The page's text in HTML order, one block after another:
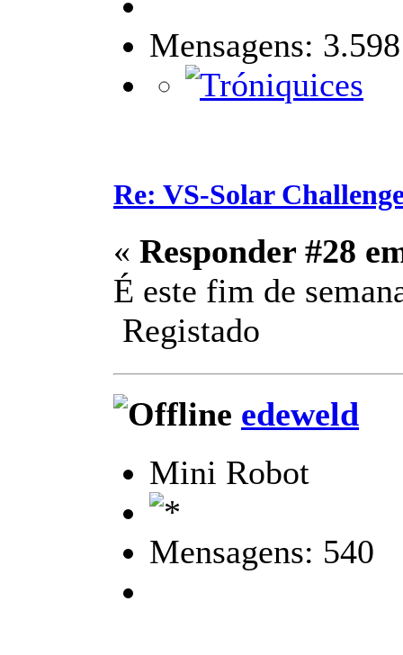
Mensagens: 3.598
Re: VS-Solar
« Responder #28
É este fim de
Registado
edeweld
Mini Robot
Mensagens: 540